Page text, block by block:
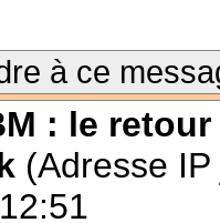
à ce
: le retour
(Adresse